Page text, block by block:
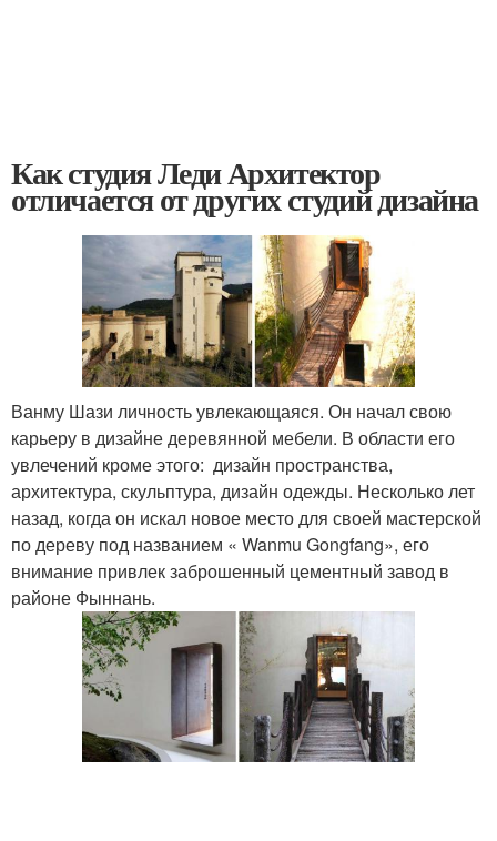
Как студия Леди Архитектор
отличается от других студий дизайна
Ванму Шази личность увлекающаяся. Он начал свою
карьеру в дизайне деревянной мебели. В области его
увлечений кроме этого: дизайн пространства,
архитектура, скульптура, дизайн одежды. Несколько лет
назад, когда он искал новое место для своей мастерской
по дереву под названием « Wanmu Gongfang», его
внимание привлек заброшенный цементный завод в
районе Фыннань.